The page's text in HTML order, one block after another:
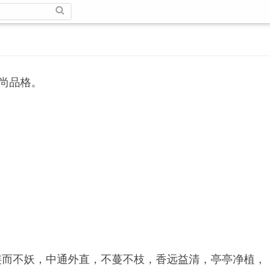
品格。
不妖，中通外直，不蔓不枝，香远益清，亭亭净植，